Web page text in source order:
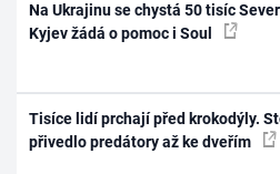
Na Ukrajinu se chystá 50 tisíc
Kyjev žádá o pomoc i Soul
Tisíce lidí prchají před krokodýly.
přivedlo predátory až ke dveřím